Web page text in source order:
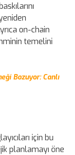
on-chain
temelini
Bozuyor: Canlı
için bu
planlamayı öne